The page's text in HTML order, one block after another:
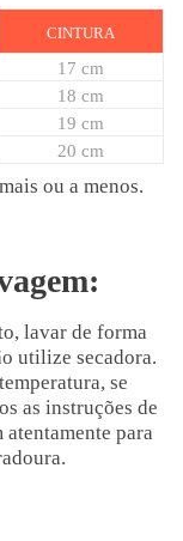
CINTURA
17 cm
18 cm
19 cm
20 cm
ou a menos.
lavar de forma
utilize secadora.
se
as instruções de
para